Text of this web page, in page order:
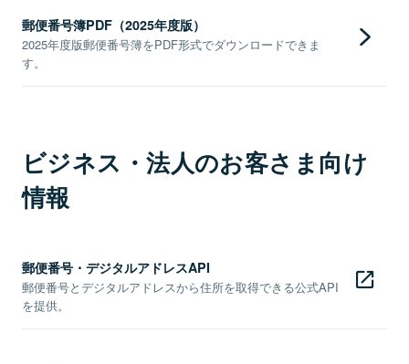
郵便番号簿PDF（2025年度版）
2025年度版郵便番号簿をPDF形式でダウンロードできま
す。
ビジネス・法人のお客さま向け
情報
郵便番号・デジタルアドレスAPI
郵便番号とデジタルアドレスから住所を取得できる公式API
を提供。